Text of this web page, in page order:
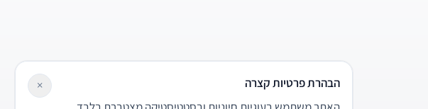
הבהרת פרטיות קצרה
×